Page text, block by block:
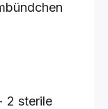
2 sterile